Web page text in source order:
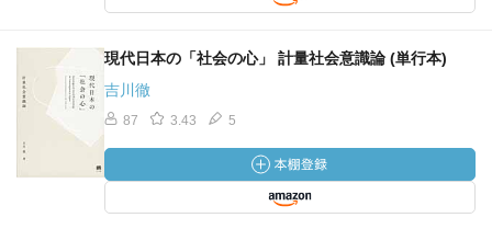
現代日本の「社会の心」 計量社会意識論 (単行本)
吉川徹
87 3.43 5